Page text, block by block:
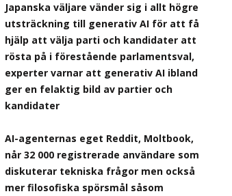
Japanska väljare vänder sig i allt högre
utsträckning till generativ AI för att få
hjälp att välja parti och kandidater att
rösta på i förestående parlamentsval,
experter varnar att generativ AI ibland
ger en felaktig bild av partier och
kandidater
AI-agenternas eget Reddit, Moltbook,
når 32 000 registrerade användare som
diskuterar tekniska frågor men också
mer filosofiska spörsmål såsom